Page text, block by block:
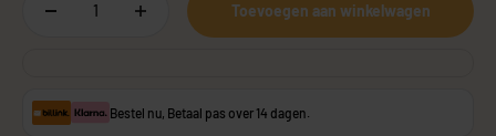
Toevoegen aan winkelwagen
Bestel nu, Betaal pas over 14 dagen.